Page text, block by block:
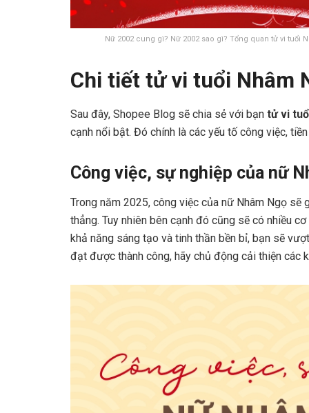
Nữ 2002 cung gì? Nữ 2002 sao gì? Tổng quan tử vi tuổi
Chi tiết tử vi tuổi Nhâm
Sau đây, Shopee Blog sẽ chia sẻ với bạn tử vi
cạnh nổi bật. Đó chính là các yếu tố công việc,
Công việc, sự nghiệp của nữ
Trong năm 2025, công việc của nữ Nhâm Ngọ sẽ
thẳng. Tuy nhiên bên cạnh đó cũng sẽ có nhiều
khả năng sáng tạo và tinh thần bền bỉ, bạn sẽ
đạt được thành công, hãy chủ động cải thiện các